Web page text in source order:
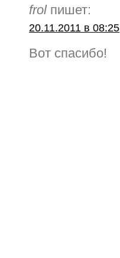
frolпишет:
20.11.2011 в 08:25
Вот спасибо!